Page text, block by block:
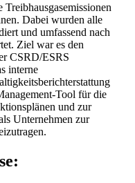
Dabei wurden alle
und umfassend nach
Ziel war es den
CSRD/ESRS
interne
Tool für die
und zur
Unternehmen zur